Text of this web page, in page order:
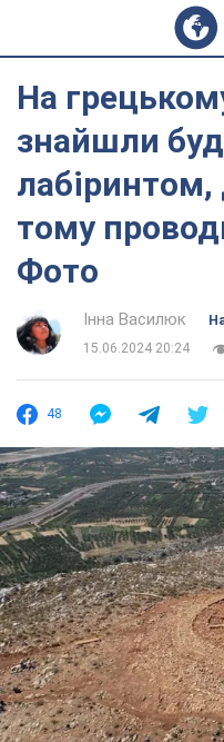
На
знайшли
лабіринтом,
тому
Фото
Інна Василюк
15.06.2024 20:24
48